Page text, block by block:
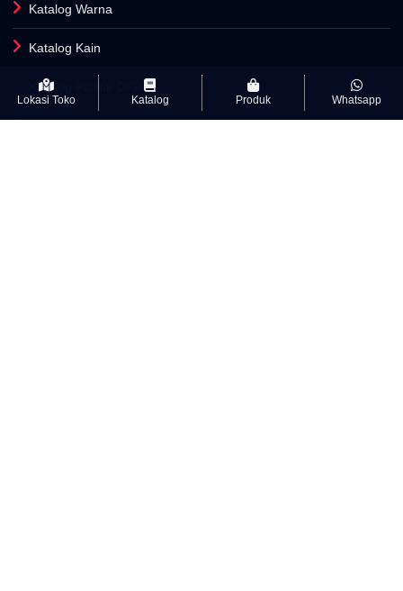
Katalog Warna
Katalog Kain
Katalog Plastik OPP
Lokasi Toko Katalog Produk Whatsapp